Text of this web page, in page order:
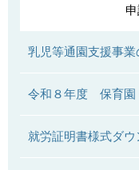
乳児等通園支援事業
令和８年度 保育園
就労証明書様式ダウ